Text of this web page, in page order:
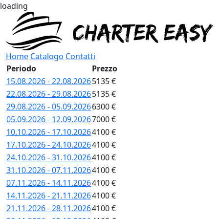
loading
Home Catalogo Contatti
Periodo
Prezzo
15.08.2026 - 22.08.20265135 €
22.08.2026 - 29.08.20265135 €
29.08.2026 - 05.09.20266300 €
05.09.2026 - 12.09.20267000 €
10.10.2026 - 17.10.20264100 €
17.10.2026 - 24.10.20264100 €
24.10.2026 - 31.10.20264100 €
31.10.2026 - 07.11.20264100 €
07.11.2026 - 14.11.20264100 €
14.11.2026 - 21.11.20264100 €
21.11.2026 - 28.11.20264100 €